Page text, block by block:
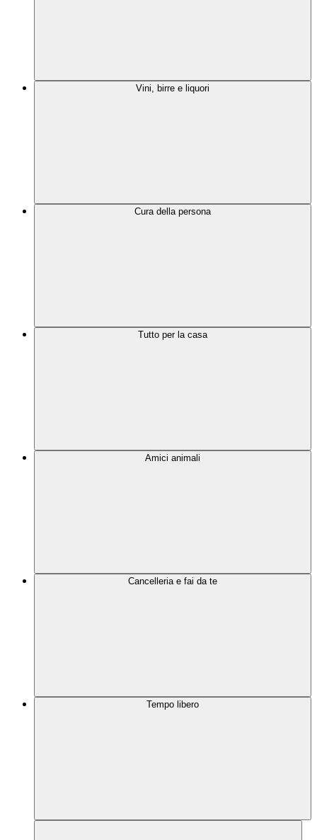
Vini, birre e liquori
Cura della persona
Tutto per la casa
Amici animali
Cancelleria e fai da te
Tempo libero